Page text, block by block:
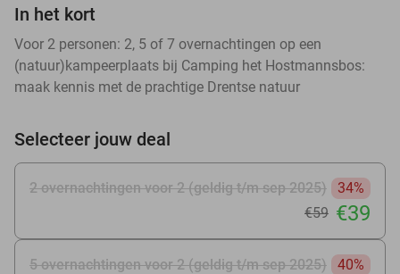
In het kort
Voor 2 personen: 2, 5 of 7 overnachtingen op een
(natuur)kampeerplaats bij Camping het Hostmannsbos:
maak kennis met de prachtige Drentse natuur
Selecteer jouw deal
2 overnachtingen voor 2 (geldig t/m sep 2025)
34%
€59 €39
5 overnachtingen voor 2 (geldig t/m sep 2025)
40%